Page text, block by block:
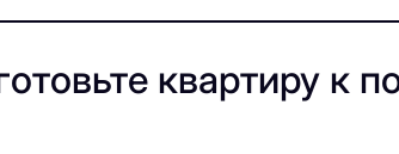
квартиру к